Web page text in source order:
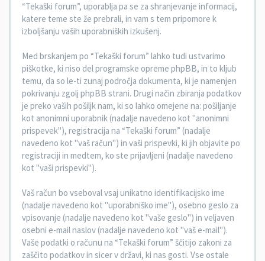
“Tekaški forum”, uporablja pa se za shranjevanje informacij,
katere teme ste že prebrali, in vam s tem pripomore k
izboljšanju vaših uporabniških izkušenj.
Med brskanjem po “Tekaški forum” lahko tudi ustvarimo
piškotke, ki niso del programske opreme phpBB, in to kljub
temu, da so le-ti zunaj področja dokumenta, ki je namenjen
pokrivanju zgolj phpBB strani. Drugi način zbiranja podatkov
je preko vaših pošiljk nam, ki so lahko omejene na: pošiljanje
kot anonimni uporabnik (nadalje navedeno kot "anonimni
prispevek"), registracija na “Tekaški forum” (nadalje
navedeno kot "vaš račun") in vaši prispevki, ki jih objavite po
registraciji in medtem, ko ste prijavljeni (nadalje navedeno
kot "vaši prispevki").
Vaš račun bo vseboval vsaj unikatno identifikacijsko ime
(nadalje navedeno kot "uporabniško ime"), osebno geslo za
vpisovanje (nadalje navedeno kot "vaše geslo") in veljaven
osebni e-mail naslov (nadalje navedeno kot "vaš e-mail").
Vaše podatki o računu na “Tekaški forum” ščitijo zakoni za
zaščito podatkov in sicer v državi, ki nas gosti. Vse ostale